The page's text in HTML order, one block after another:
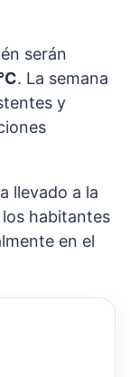
serán
. La semana
y
llevado a la
habitantes
en el